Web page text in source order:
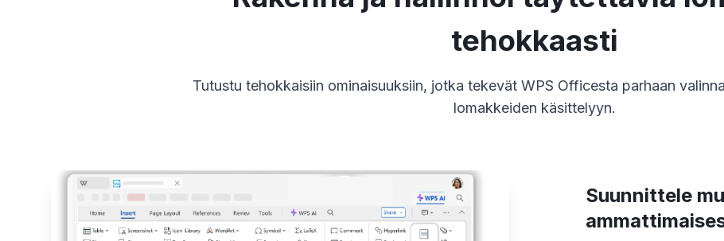
tehokkaasti
Tutustu tehokkaisiin ominaisuuksiin, jotka tekevät WPS Officesta parhaan
lomakkeiden käsittelyyn.
Suunnittele